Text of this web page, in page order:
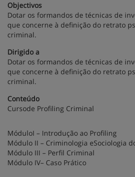
Objectivos
Dotar os formandos de técnicas de
que concerne à definição do retrato
criminal.
Dirigido a
Dotar os formandos de técnicas de
que concerne à definição do retrato
criminal.
Conteúdo
Cursode Profiling Criminal
MóduloI – Introdução ao Profiling
Módulo II – Criminologia eSociologia
Módulo III – Perfil Criminal
Módulo IV– Caso Prático